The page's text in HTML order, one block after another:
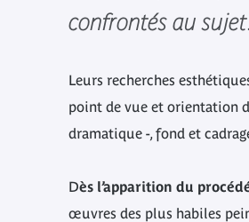
confrontés au sujet.
Leurs recherches
point de vue et orientation
dramatique -, fond et
Dès l’apparition du
œuvres des plus habiles